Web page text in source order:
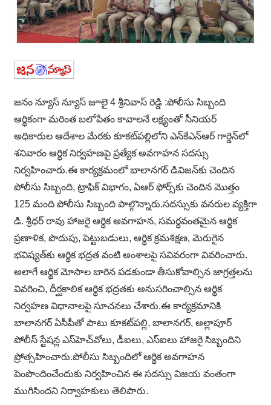
జనం న్యూస్ న్యూస్ జూలై 4 శ్రీనివాస్ రెడ్డి :పోలీసు సిబ్బంది
ఆర్థికంగా మరింత బలోపేతం కావాలనే లక్ష్యంతో సీనియర్
అధికారుల ఆదేశాల మేరకు కూకట్‌పల్లిలోని ఎన్‌కేఎన్‌ఆర్ గార్డెన్‌లో
శనివారం ఆర్థిక నిర్వహణపై ప్రత్యేక అవగాహన సదస్సు
నిర్వహించారు.ఈ కార్యక్రమంలో బాలానగర్ డివిజన్‌కు చెందిన
పోలీసు సిబ్బంది, ట్రాఫిక్ విభాగం, ఏఆర్ ఫోర్స్‌కు చెందిన మొత్తం
125 మంది పోలీసు సిబ్బంది పాల్గొన్నారు.సదస్సుకు వనరుల వ్యక్తిగా
డి. శ్రీధర్ రావు హాజరై ఆర్థిక అవగాహన, సమర్థవంతమైన ఆర్థిక
ప్రణాళిక, పొదుపు, పెట్టుబడులు, ఆర్థిక క్రమశిక్షణ, మెరుగైన
భవిష్యత్‌కు ఆర్థిక భద్రత వంటి అంశాలపై సవివరంగా వివరించారు.
అలాగే ఆర్థిక మోసాల బారిన పడకుండా తీసుకోవాల్సిన జాగ్రత్తలను
వివరించి, దీర్ఘకాలిక ఆర్థిక భద్రతకు అనుసరించాల్సిన ఆర్థిక
నిర్వహణ విధానాలపై సూచనలు చేశారు.ఈ కార్యక్రమానికి
బాలానగర్ ఏసీపీతో పాటు కూకట్‌పల్లి, బాలానగర్, అల్లాపూర్
పోలీస్ స్టేషన్ల ఎస్‌హెచ్‌వోలు, డీఐలు, ఎస్‌ఐలు హాజరై సిబ్బందిని
ప్రోత్సహించారు.పోలీసు సిబ్బందిలో ఆర్థిక అవగాహన
పెంపొందించేందుకు నిర్వహించిన ఈ సదస్సు విజయ వంతంగా
ముగిసిందని నిర్వాహకులు తెలిపారు.